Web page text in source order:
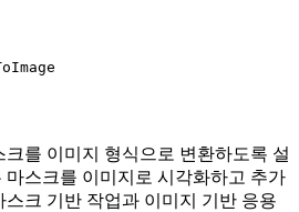
크를 이미지 형식으로 변환하도록 설
스크를 이미지로 시각화하고 추가
크 기반 작업과 이미지 기반 응용